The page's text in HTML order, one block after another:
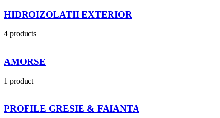
HIDROIZOLATII EXTERIOR
4 products
AMORSE
1 product
PROFILE GRESIE & FAIANTA